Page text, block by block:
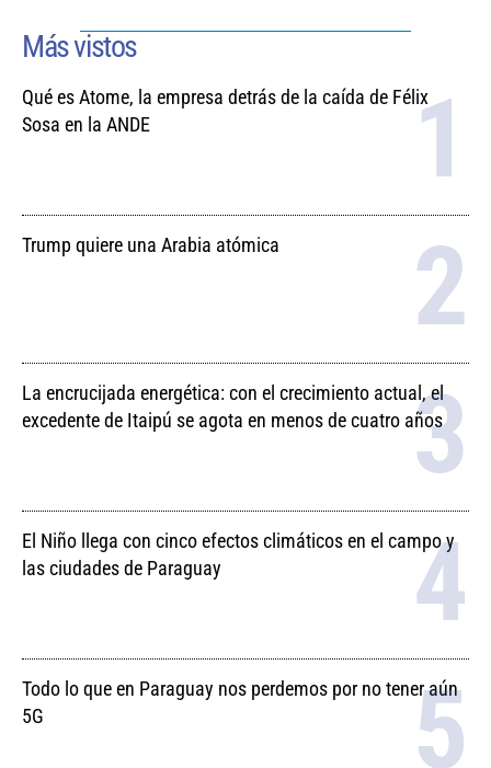
Más vistos
Qué es Atome, la empresa detrás de la caída de Félix
Sosa en la ANDE
Trump quiere una Arabia atómica
La encrucijada energética: con el crecimiento actual, el
excedente de Itaipú se agota en menos de cuatro años
El Niño llega con cinco efectos climáticos en el campo y
las ciudades de Paraguay
Todo lo que en Paraguay nos perdemos por no tener aún
5G